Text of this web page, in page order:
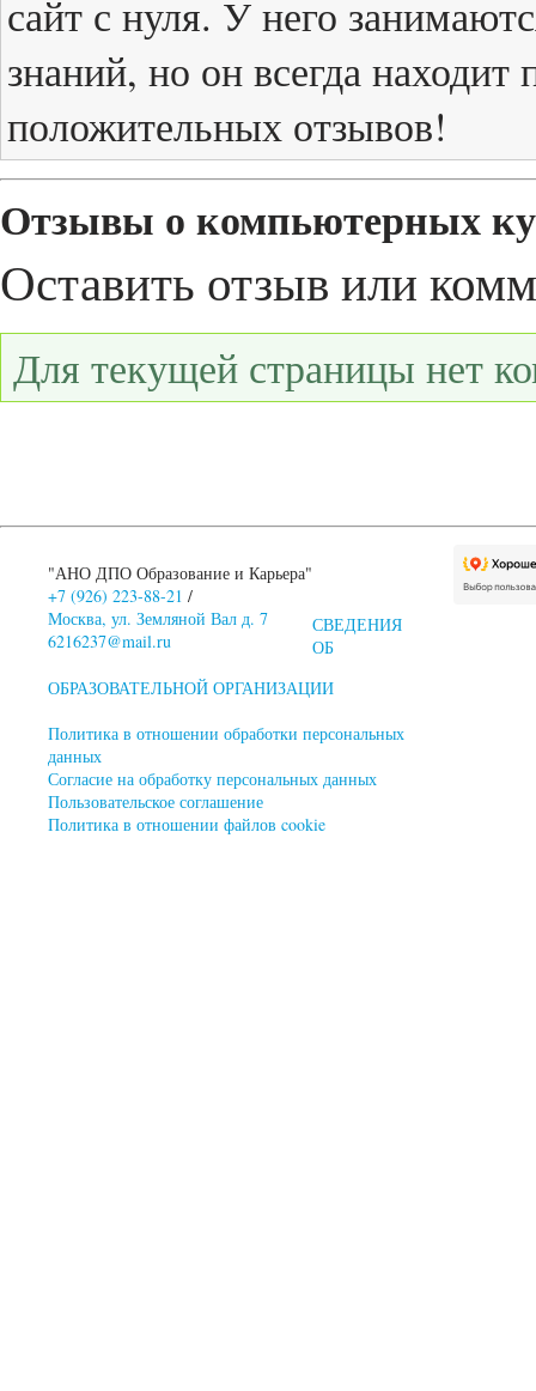
сайт с нуля. У него
знаний, но он всегда
положительных отзывов!
Отзывы о компьютерных
Оставить отзыв или
Для текущей страницы нет
"АНО ДПО Образование и Карьера"
+7 (926) 223-88-21 /
Москва, ул. Земляной Вал д. 7
6216237@mail.ru
СВЕДЕНИЯ
ОБ
ОБРАЗОВАТЕЛЬНОЙ ОРГАНИЗАЦИИ
Политика в отношении обработки персональных
данных
Согласие на обработку персональных данных
Пользовательское соглашение
Политика в отношении файлов cookie